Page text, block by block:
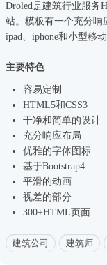
Droled是建筑行业服务
站。模板有一个充分响
ipad、iphone和小型移
主要特色
容易定制
HTML5和CSS3
干净和简单的设计
充分响应布局
优雅的字体图标
基于Bootstrap4
平滑的动画
视差的部分
300+HTML页面
建筑公司 建筑师